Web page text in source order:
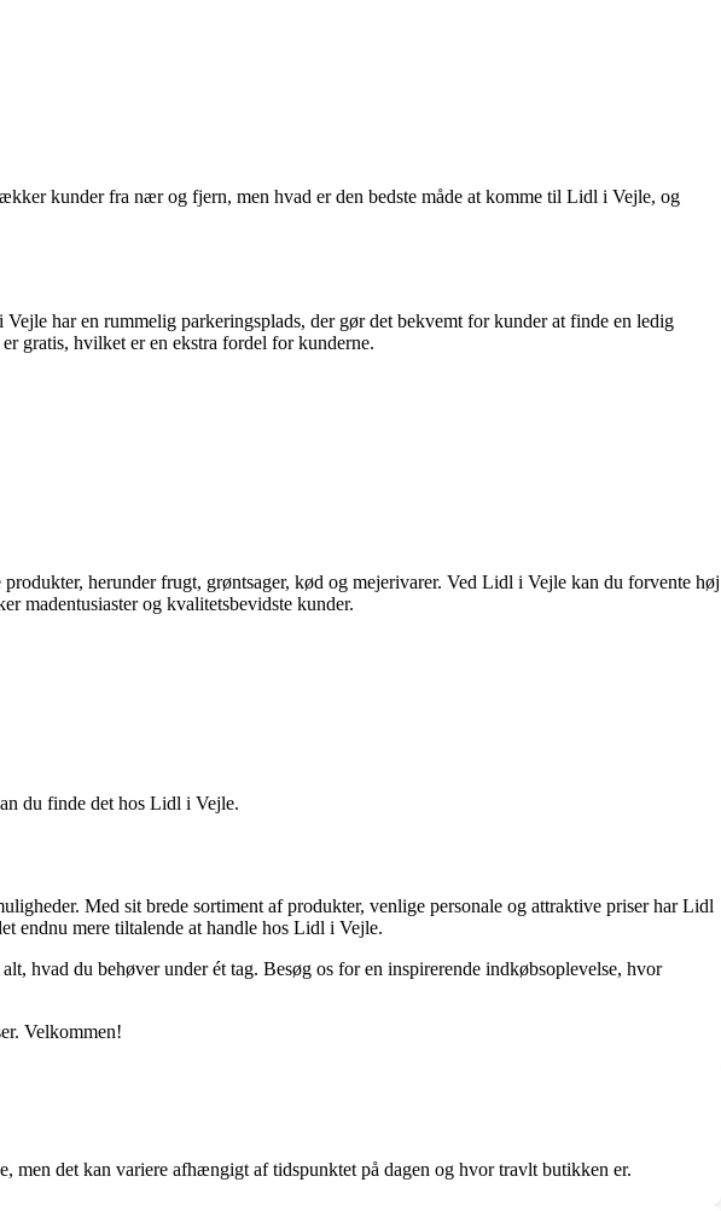
kunder fra nær og fjern, men hvad er den bedste måde at komme til Lidl i Vejle, og
har en rummelig parkeringsplads, der gør det bekvemt for kunder at finde en ledig
gratis, hvilket er en ekstra fordel for kunderne.
herunder frugt, grøntsager, kød og mejerivarer. Ved Lidl i Vejle kan du forvente høj
madentusiaster og kvalitetsbevidste kunder.
du finde det hos Lidl i Vejle.
Med sit brede sortiment af produkter, venlige personale og attraktive priser har Lidl
endnu mere tiltalende at handle hos Lidl i Vejle.
hvad du behøver under ét tag. Besøg os for en inspirerende indkøbsoplevelse, hvor
Velkommen!
det kan variere afhængigt af tidspunktet på dagen og hvor travlt butikken er.